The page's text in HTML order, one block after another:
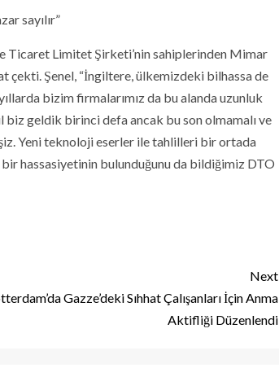
sayılır”
Ticaret Limitet Şirketi’nin sahiplerinden Mimar
çekti. Şenel, “İngiltere, ülkemizdeki bilhassa de
bizim firmalarımız da bu alanda uzunluk
biz geldik birinci defa ancak bu son olmamalı ve
Yeni teknoloji eserler ile tahlilleri bir ortada
hassasiyetinin bulunduğunu da bildiğimiz DTO
Next
Gazze’deki Sıhhat Çalışanları İçin Anma
Aktifliği Düzenlendi